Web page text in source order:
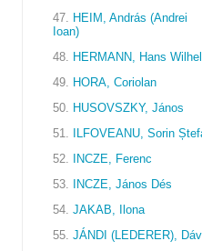
47. HEIM, András (Andrei
Ioan)
48. HERMANN, Hans
49. HORA, Coriolan
50. HUSOVSZKY, János
51.
ILFOVEANU, Sorin
52.
INCZE, Ferenc
53.
INCZE, János Dés
54. JAKAB, Ilona
55. JÁNDI (LEDERER),